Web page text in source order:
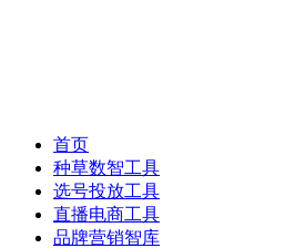
首页
种草数智工具
选号投放工具
直播电商工具
品牌营销智库